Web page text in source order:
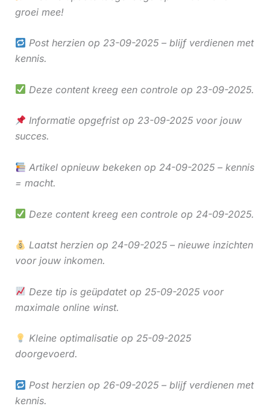
groei mee!
Post herzien op 23-09-2025 – blijf verdienen met
kennis.
Deze content kreeg een controle op 23-09-2025.
Informatie opgefrist op 23-09-2025 voor jouw
succes.
Artikel opnieuw bekeken op 24-09-2025 – kennis
= macht.
Deze content kreeg een controle op 24-09-2025.
Laatst herzien op 24-09-2025 – nieuwe inzichten
voor jouw inkomen.
Deze tip is geüpdatet op 25-09-2025 voor
maximale online winst.
Kleine optimalisatie op 25-09-2025
doorgevoerd.
Post herzien op 26-09-2025 – blijf verdienen met
kennis.